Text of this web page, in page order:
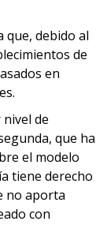
que, debido al
de
en
de
que ha
el modelo
tiene derecho
no aporta
con